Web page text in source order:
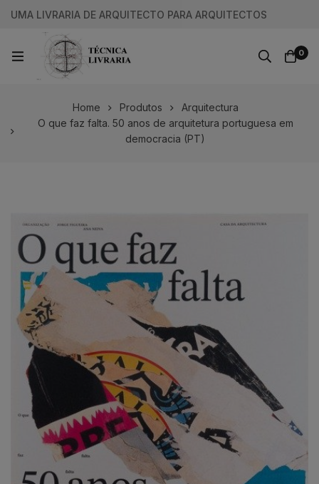
UMA LIVRARIA DE ARQUITECTO PARA ARQUITECTOS
0
Home Produtos
Arquitectura
O que faz falta. 50 anos de arquitetura portuguesa em
democracia (PT)